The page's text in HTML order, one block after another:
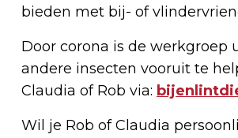
bieden met bij- of
Door corona is de werkgroep
andere insecten vooruit te
Claudia of Rob via:
Wil je Rob of Claudia